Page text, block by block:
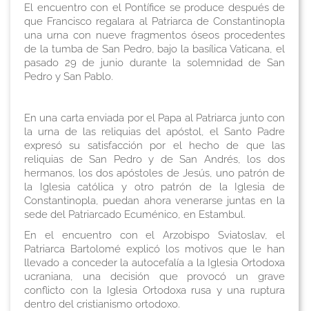
El encuentro con el Pontífice se produce después de
que Francisco regalara al Patriarca de Constantinopla
una urna con nueve fragmentos óseos procedentes
de la tumba de San Pedro, bajo la basílica Vaticana, el
pasado 29 de junio durante la solemnidad de San
Pedro y San Pablo.
En una carta enviada por el Papa al Patriarca junto con
la urna de las reliquias del apóstol, el Santo Padre
expresó su satisfacción por el hecho de que las
reliquias de San Pedro y de San Andrés, los dos
hermanos, los dos apóstoles de Jesús, uno patrón de
la Iglesia católica y otro patrón de la Iglesia de
Constantinopla, puedan ahora venerarse juntas en la
sede del Patriarcado Ecuménico, en Estambul.
En el encuentro con el Arzobispo Sviatoslav, el
Patriarca Bartolomé explicó los motivos que le han
llevado a conceder la autocefalía a la Iglesia Ortodoxa
ucraniana, una decisión que provocó un grave
conflicto con la Iglesia Ortodoxa rusa y una ruptura
dentro del cristianismo ortodoxo.